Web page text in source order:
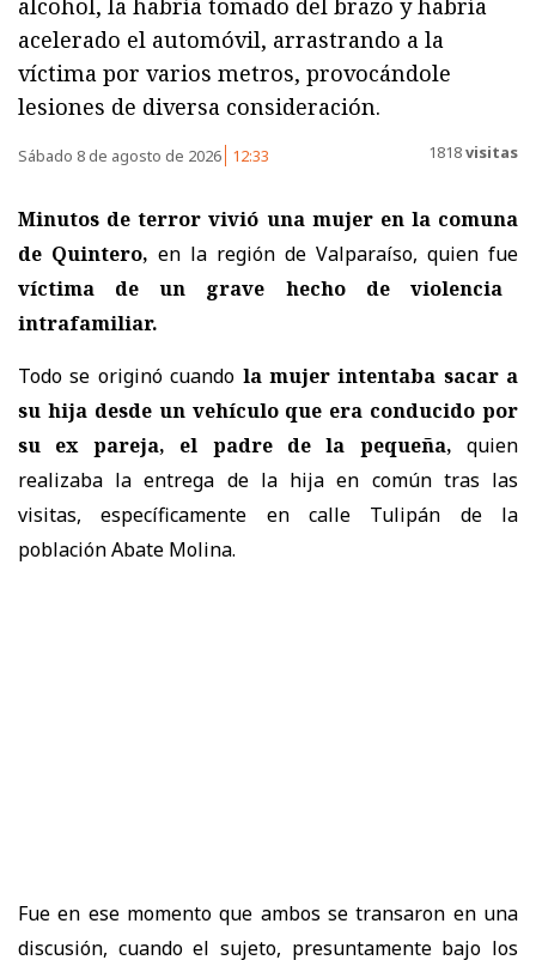
acelerado el automóvil, arrastrando a la
víctima por varios metros, provocándole
lesiones de diversa consideración.
Sábado 8 de agosto de 2026 12:33 1818visitas
Minutos de terror vivió una mujer en la comuna
de Quintero, en la región de Valparaíso, quien fue
víctima de un grave hecho de violencia
intrafamiliar.
Todo se originó cuando la mujer intentaba sacar a
su hija desde un vehículo que era conducido por
su ex pareja, el padre de la pequeña, quien
realizaba la entrega de la hija en común tras las
visitas, específicamente en calle Tulipán de la
población Abate Molina.
Fue en ese momento que ambos se transaron en una
discusión, cuando el sujeto, presuntamente bajo los